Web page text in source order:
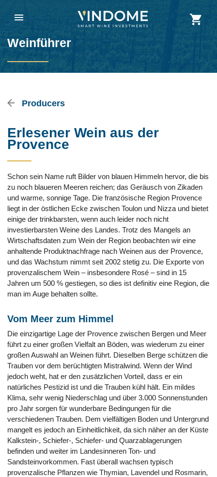
Weinführer
Producers
Erlesener Wein aus der
Provence
Schon sein Name ruft Bilder von blauen Himmeln hervor, die bis
zu noch blaueren Meeren reichen; das Geräusch von Zikaden
und warme, sonnige Tage. Die französische Region Provence
liegt in der östlichen Ecke zwischen Toulon und Nizza und bietet
einige der trinkbarsten, wenn auch leider noch nicht
investierbarsten Weine des Landes. Trotz des Mangels an
Wirtschaftsdaten zum Wein der Region beobachten wir eine
anhaltende Produktnachfrage nach Weinen aus der Provence,
und das Wachstum nimmt seit 2002 stetig zu. Die Exporte von
provenzalischem Wein – insbesondere Rosé – sind in 15
Jahren um 500 % gestiegen, so dies ist definitiv eine Region, die
man im Auge behalten sollte.
Vom Meer zum Himmel
Die einzigartige Lage der Provence zwischen Bergen und Meer
führt zu einer großen Vielfalt an Böden, was wiederum zu einer
großen Auswahl an Weinen führt. Dieselben Berge schützen die
Trauben vor dem berüchtigten Mistralwind. Wenn der Wind
jedoch weht, hat er den zusätzlichen Vorteil, dass er ein
natürliches Pestizid ist und die Trauben kühl hält. Ein mildes
Klima, sehr wenig Niederschlag und über 3.000 Sonnenstunden
pro Jahr sorgen für wunderbare Bedingungen für die
verschiedenen Trauben. Dem vielfältigen Boden und Untergrund
mangelt es jedoch an Einheitlichkeit, da sich näher an der Küste
Kalkstein-, Schiefer-, Schiefer- und Quarzablagerungen
befinden und weiter im Landesinneren Ton- und
Sandsteinvorkommen. Fast überall wachsen typisch
provenzalische Pflanzen wie Thymian, Lavendel und Rosmarin,